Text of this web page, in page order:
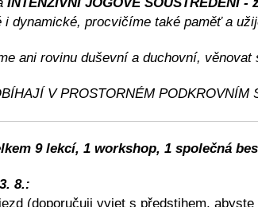
i dynamické, procvičíme také paměť a
ani rovinu duševní a duchovní,
V PROSTORNÉM
9 lekcí, 1 workshop, 1 společná
8.:
(doporučuji vyjet s předstihem,